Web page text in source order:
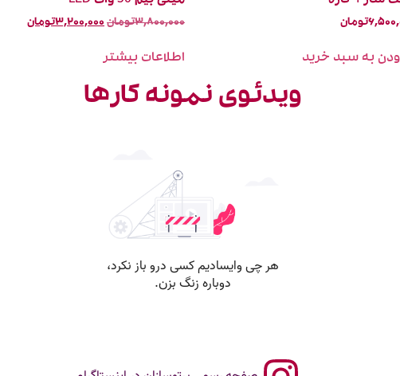
تومان
به سبد خرید
۳,۸۰۰,۰۰۰تومان ۳,۲۰۰,۰۰۰تومان
اطلاعات بیشتر
ویدئوی نمونه کارها